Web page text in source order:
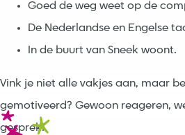
Goed de weg weet op de
De Nederlandse en Engelse
In de buurt van Sneek woont.
Vink je niet alle vakjes aan, maar
gemotiveerd? Gewoon reageren,
gesprek.